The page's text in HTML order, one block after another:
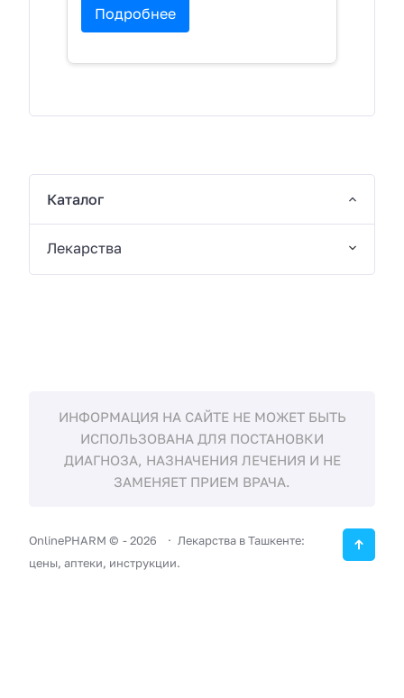
Подробнее
Каталог
Лекарства
ИНФОРМАЦИЯ НА САЙТЕ НЕ МОЖЕТ БЫТЬ
ИСПОЛЬЗОВАНА ДЛЯ ПОСТАНОВКИ
ДИАГНОЗА, НАЗНАЧЕНИЯ ЛЕЧЕНИЯ И НЕ
ЗАМЕНЯЕТ ПРИЕМ ВРАЧА.
OnlinePHARM © -2026
Лекарства в Ташкенте:
цены, аптеки, инструкции.